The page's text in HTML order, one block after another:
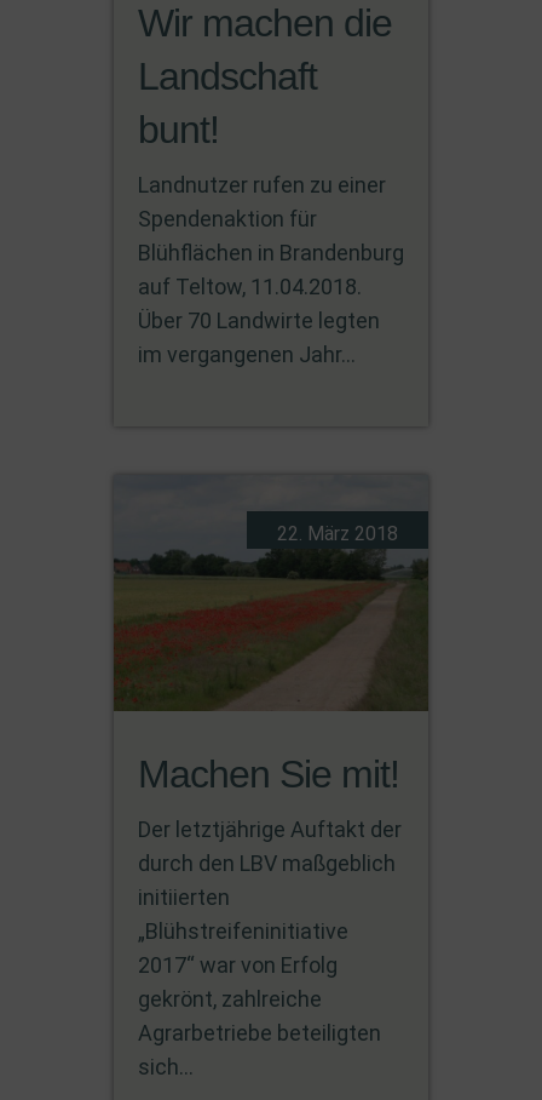
Wir machen die
Landschaft
bunt!
Landnutzer rufen zu einer
Spendenaktion für
Blühflächen in Brandenburg
auf Teltow, 11.04.2018.
Über 70 Landwirte legten
im vergangenen Jahr...
Machen Sie mit!
Der letztjährige Auftakt der
durch den LBV maßgeblich
initiierten
„Blühstreifeninitiative
2017“ war von Erfolg
gekrönt, zahlreiche
Agrarbetriebe beteiligten
sich...
22. März 2018